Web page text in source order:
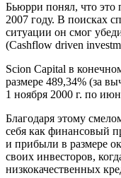
Бьюрри понял, что это
2007 году. В поисках
ситуации он смог
(Cashflow driven
Scion Capital в
размере 489,34% (за
1 ноября 2000 г. по
Благодаря этому
себя как финансовый
и прибыли в размере
своих инвесторов,
низкокачественных